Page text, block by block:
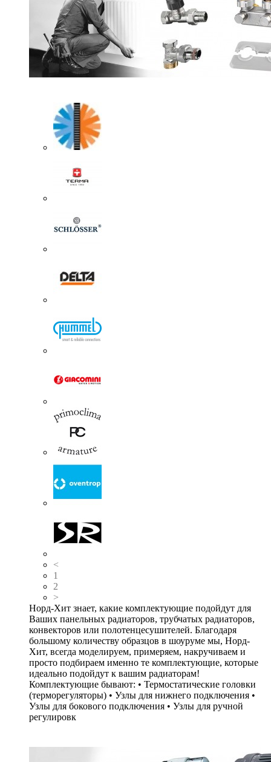
<
1
2
>
Норд-Хит знает, какие комплектующие подойдут для
Ваших панельных радиаторов, трубчатых радиаторов,
конвекторов или полотенцесушителей. Благодаря
большому количеству образцов в шоуруме мы, Норд-
Хит, всегда моделируем, примеряем, накручиваем и
просто подбираем именно те комплектующие, которые
идеально подойдут к вашим радиаторам!
Комплектующие бывают: • Термостатические головки
(терморегуляторы) • Узлы для нижнего подключения •
Узлы для бокового подключения • Узлы для ручной
регулировк